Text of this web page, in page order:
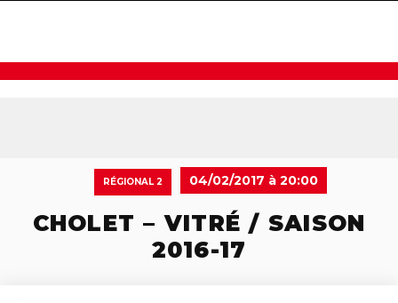
RÉGIONAL 2 04/02/2017 à 20:00
CHOLET – VITRÉ / SAISON
2016-17